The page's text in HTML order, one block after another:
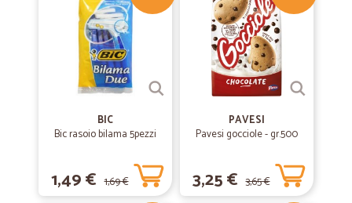
Ho ordinato de I prodotti a dire la…
Ho ordinato de I prodotti a dire la verità la merce è arrivata il giorno
dopo intatta. Ottimo servizio. Saluti
BIC
Bic rasoio bilama 5pezzi
1,49 € 1,69 €
PAVESI
Pavesi gocciole - gr.500
3,25 € 3,65 €